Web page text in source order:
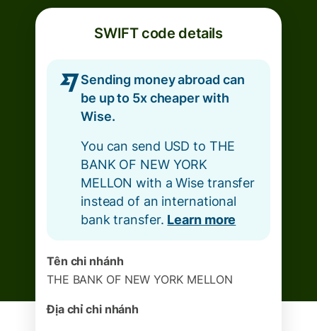
SWIFT code details
Sending money abroad can
be up to 5x cheaper with
Wise.
You can send USD to THE
BANK OF NEW YORK
MELLON with a Wise transfer
instead of an international
bank transfer. Learn more
Tên chi nhánh
THE BANK OF NEW YORK MELLON
Địa chỉ chi nhánh